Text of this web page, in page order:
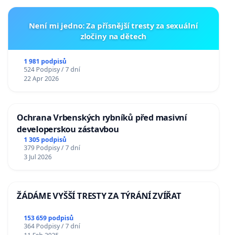
Není mi jedno: Za přísnější tresty za sexuální
zločiny na dětech
1 981 podpisů
524 Podpisy / 7 dní
22 Apr 2026
Ochrana Vrbenských rybníků před masivní
developerskou zástavbou
1 305 podpisů
379 Podpisy / 7 dní
3 Jul 2026
ŽÁDÁME VYŠŠÍ TRESTY ZA TÝRÁNÍ ZVÍŘAT
153 659 podpisů
364 Podpisy / 7 dní